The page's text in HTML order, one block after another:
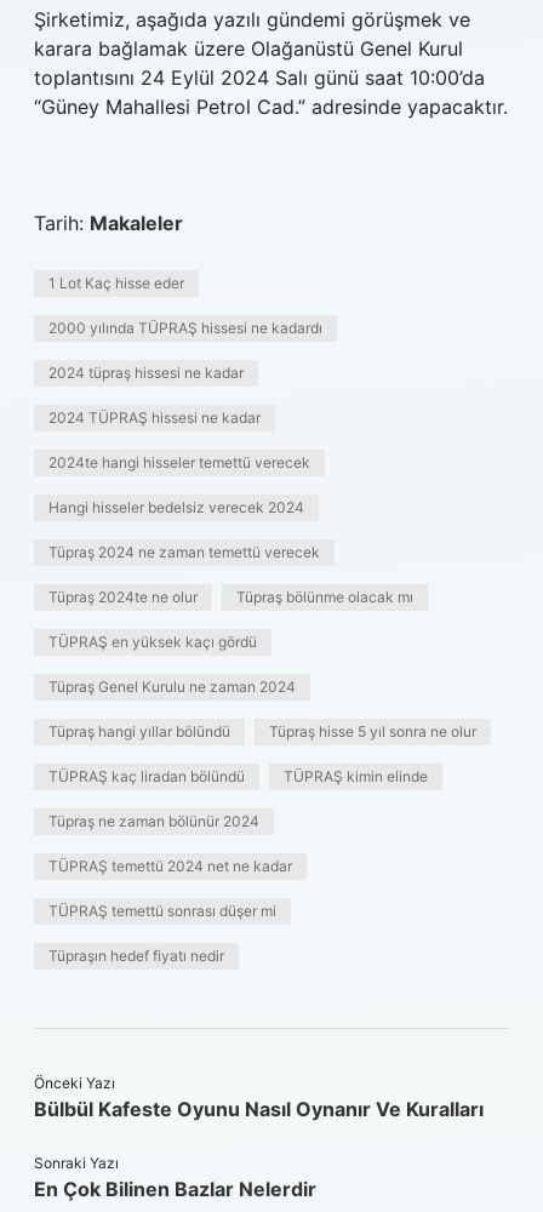
Şirketimiz, aşağıda yazılı gündemi görüşmek ve
karara bağlamak üzere Olağanüstü Genel Kurul
toplantısını 24 Eylül 2024 Salı günü saat 10:00’da
“Güney Mahallesi Petrol Cad.” adresinde yapacaktır.
Tarih: Makaleler
1 Lot Kaç hisse eder
2000 yılında TÜPRAŞ hissesi ne kadardı
2024 tüpraş hissesi ne kadar
2024 TÜPRAŞ hissesi ne kadar
2024te hangi hisseler temettü verecek
Hangi hisseler bedelsiz verecek 2024
Tüpraş 2024 ne zaman temettü verecek
Tüpraş 2024te ne olur Tüpraş bölünme olacak mı
TÜPRAŞ en yüksek kaçı gördü
Tüpraş Genel Kurulu ne zaman 2024
Tüpraş hangi yıllar bölündü Tüpraş hisse 5 yıl sonra ne olur
TÜPRAŞ kaç liradan bölündü TÜPRAŞ kimin elinde
Tüpraş ne zaman bölünür 2024
TÜPRAŞ temettü 2024 net ne kadar
TÜPRAŞ temettü sonrası düşer mi
Tüpraşın hedef fiyatı nedir
Önceki Yazı
Bülbül Kafeste Oyunu Nasıl Oynanır Ve Kuralları
Sonraki Yazı
En Çok Bilinen Bazlar Nelerdir